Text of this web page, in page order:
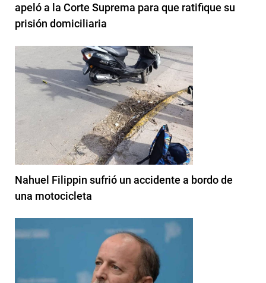
apeló a la Corte Suprema para que ratifique su
prisión domiciliaria
Nahuel Filippin sufrió un accidente a bordo de
una motocicleta